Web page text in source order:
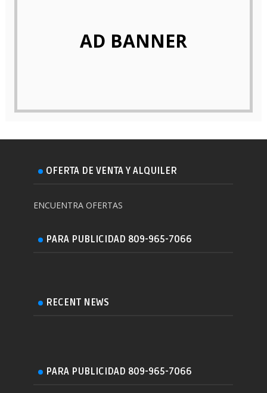
AD BANNER
OFERTA DE VENTA Y ALQUILER
ENCUENTRA OFERTAS
PARA PUBLICIDAD 809-965-7066
RECENT NEWS
PARA PUBLICIDAD 809-965-7066